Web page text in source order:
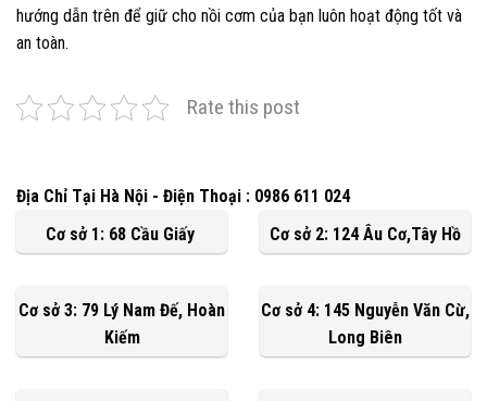
hướng dẫn trên để giữ cho nồi cơm của bạn luôn hoạt động tốt và
an toàn.
Rate this post
Địa Chỉ Tại Hà Nội - Điện Thoại : 0986 611 024
Cơ sở 1: 68 Cầu Giấy
Cơ sở 2: 124 Âu Cơ,Tây Hồ
Cơ sở 3: 79 Lý Nam Đế, Hoàn
Kiếm
Cơ sở 4: 145 Nguyễn Văn Cừ,
Long Biên